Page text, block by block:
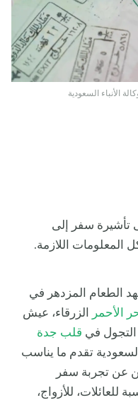
تأشيرة سفر إلى
المعلومات اللازمة.
الطعام المزدهر في
الأحمر
الزرقاء، عيش
التجول في قلب جدة
تقدم ما يناسب
عن تجربة سفر
للعائلات، للأزواج،